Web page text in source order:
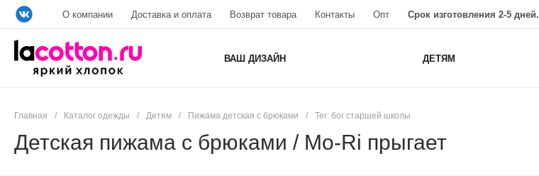
О компании Доставка и оплата Возврат товара Контакты Опт Срок изготовления 2-5 дней.
ВАШ ДИЗАЙН ДЕТЯМ
Главная / Каталог одежды / Детям / Пижама детская с брюками / Тег: бог старшей школы
Детская пижама с брюками / Mo-Ri прыгает